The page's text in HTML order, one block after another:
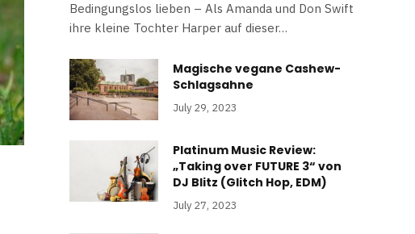
Bedingungslos lieben – Als Amanda und Don Swift
ihre kleine Tochter Harper auf dieser…
Magische vegane Cashew-
Schlagsahne
July 29, 2023
Platinum Music Review:
„Taking over FUTURE 3“ von
DJ Blitz (Glitch Hop, EDM)
July 27, 2023